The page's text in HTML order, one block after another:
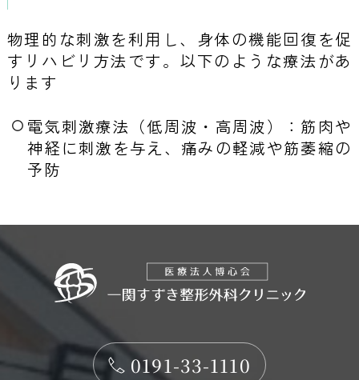
物理的な刺激を利用し、身体の機能回復を促
すリハビリ方法です。以下のような療法があ
ります
電気刺激療法（低周波・高周波）：筋肉や
神経に刺激を与え、痛みの軽減や筋萎縮の
予防
0191-33-1110